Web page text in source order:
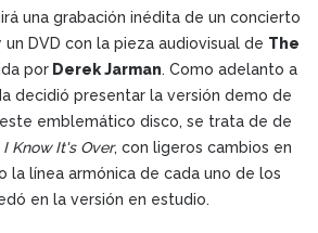
una grabación inédita de un concierto
un DVD con la pieza audiovisual de The
por Derek Jarman. Como adelanto a
decidió presentar la versión demo de
emblemático disco, se trata de de
I Know It's Over, con ligeros cambios en
la línea armónica de cada uno de los
en la versión en estudio.